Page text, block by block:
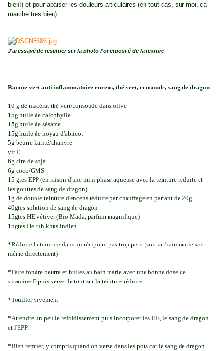
bien!) et pour apaiser les douleurs articulaires (en tout cas, sur moi, ça
marche très bien).
J'ai essayé de restituer sur la photo l'onctuosité de la texture
Baume vert anti inflammatoire encens, thé vert, consoude, sang de dragon
10 g de macérat thé vert/consoude dans olive
15g huile de calophylle
15g huile de sésame
15g huile de noyau d'abricot
5g beurre karité/chanvre
vit E
6g cire de soja
6g coco/GMS
15 gtes EPP (en raison d'une mini phase aqueuse avec la teinture réduite et
les gouttes de sang de dragon)
1g de double teinture d'encens réduite par chauffage en partant de 20g
40gtes solution de sang de dragon
15gtes HE vétiver (Bio Mada, parfum magnifique)
15gtes He ruh khus indien
*Réduire la teinture dans un récipient pas trop petit (soit au bain marie soit
même directement)
*Faire fondre beurre et huiles au bain marie avec une bonne dose de
vitamine E puis verser le tout sur la teinture réduite
*Touiller vivement
*Attendre un peu le refoidissement puis incorporer les HE, le sang de dragon
et l'EPP.
*Bien remuer, y compris quand on verse dans les pots car le sang de dragon